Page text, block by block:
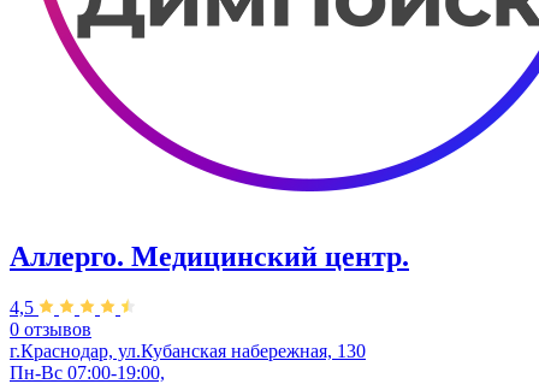
Аллерго. Медицинский центр.
4,5
0 отзывов
г.Краснодар, ул.​Кубанская набережная, 130
Пн-Вс 07:00-19:00,